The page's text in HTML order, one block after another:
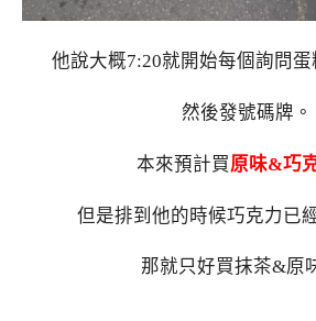
他說大概7:20就開始每個詢問蛋
然後發號碼牌。
本來預計買原味&巧
但是排到他的時候巧克力已
那就只好買抹茶&原